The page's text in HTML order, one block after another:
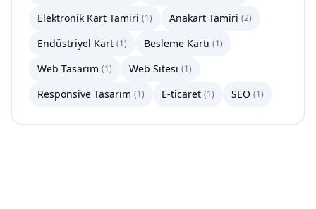
Elektronik Kart Tamiri (1) Anakart Tamiri (2)
Endüstriyel Kart (1) Besleme Kartı (1)
Web Tasarım (1) Web Sitesi (1)
Responsive Tasarım (1) E-ticaret (1) SEO (1)